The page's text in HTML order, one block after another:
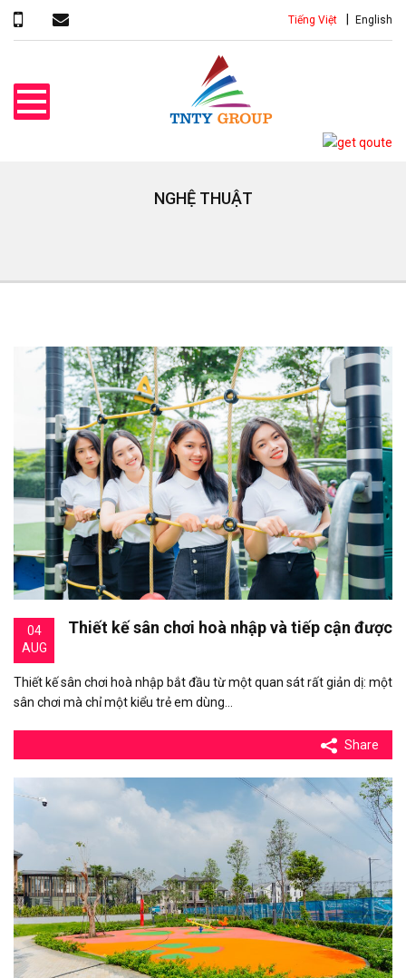
Tiếng Việt English
NGHỆ THUẬT
04
AUG
Thiết kế sân chơi hoà nhập và tiếp cận được
Thiết kế sân chơi hoà nhập bắt đầu từ một quan sát rất giản dị: một
sân chơi mà chỉ một kiểu trẻ em dùng…
Share